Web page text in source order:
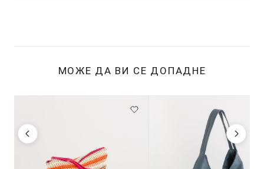
МОЖЕ ДА ВИ СЕ ДОПАДНЕ